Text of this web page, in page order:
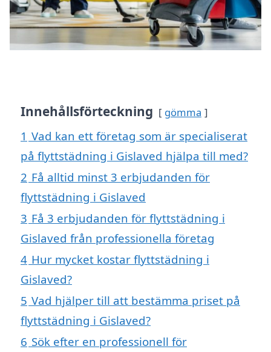
Innehållsförteckning gömma
1 Vad kan ett företag som är specialiserat
på flyttstädning i Gislaved hjälpa till med?
2 Få alltid minst 3 erbjudanden för
flyttstädning i Gislaved
3 Få 3 erbjudanden för flyttstädning i
Gislaved från professionella företag
4 Hur mycket kostar flyttstädning i
Gislaved?
5 Vad hjälper till att bestämma priset på
flyttstädning i Gislaved?
6 Sök efter en professionell för